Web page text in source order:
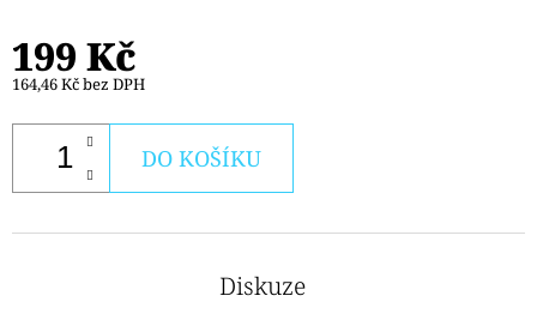
199 Kč
164,46 Kč bez DPH
DO KOŠÍKU
Diskuze